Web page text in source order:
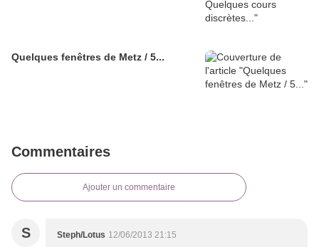
Quelques fenêtres de Metz / 5...
Commentaires
Ajouter un commentaire
S Steph/Lotus 12/06/2013 21:15